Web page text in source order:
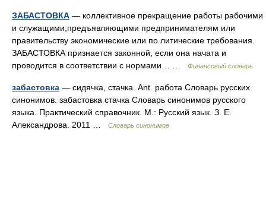
ЗАБАСТОВКА — коллективное прекращение работы рабочими
и служащими,предъявляющими предпринимателям или
правительству экономические или по литические требования.
ЗАБАСТОВКА признается законной, если она начата и
проводится в соответствии с нормами… …
Финансовый словарь
забастовка — сидячка, стачка. Ant. работа Словарь русских
синонимов. забастовка стачка Словарь синонимов русского
языка. Практический справочник. М.: Русский язык. З. Е.
Александрова. 2011 …
Словарь синонимов